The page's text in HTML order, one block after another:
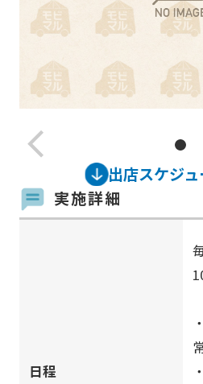
arrow_back_ios_new
出店スケジ
実施詳細
日程